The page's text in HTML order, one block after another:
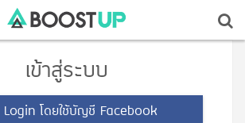
เข้าสู่ระบบ
Login โดยใช้บัญชี Facebook